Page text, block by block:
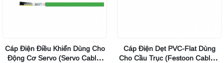
Cáp Điện Điều Khiển Dùng Cho
Động Cơ Servo (Servo Cable)
Cáp Điện Dẹt PVC-Flat Dùng
Cho Cầu Trục (Festoon Cables)